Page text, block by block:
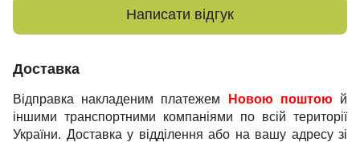
Написати відгук
Доставка
Відправка накладеним платежем Новою поштою й
іншими транспортними компаніями по всій території
України. Доставка у відділення або на вашу адресу зі